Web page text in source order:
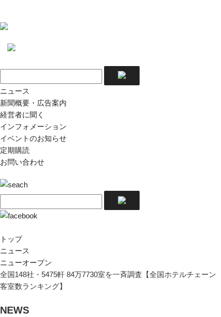
ニュース
新聞概要・広告案内
経営者に聞く
インフォメーション
イベントのお知らせ
定期購読
お問い合わせ
トップ
ニュース
ニューオープン
全国148社・5475軒 84万7730室を一斉調査【全国ホテルチェーン
客室数ランキング】
NEWS